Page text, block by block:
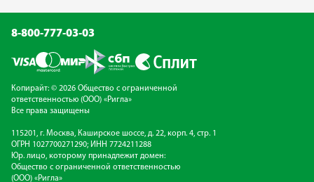
8-800-777-03-03
Копирайт: © 2026 Общество с ограниченной
ответственностью (ООО) «Ригла»
Все права защищены
115201, г. Москва, Каширское шоссе, д. 22, корп. 4, стр. 1
ОГРН 1027700271290; ИНН 7724211288
Юр. лицо, которому принадлежит домен:
Общество с ограниченной ответственностью
(ООО) «Ригла»